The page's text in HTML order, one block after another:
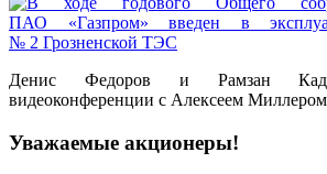
Денис Федоров и Рамзан
видеоконференции с Алексеем Миллером
Уважаемые акционеры!